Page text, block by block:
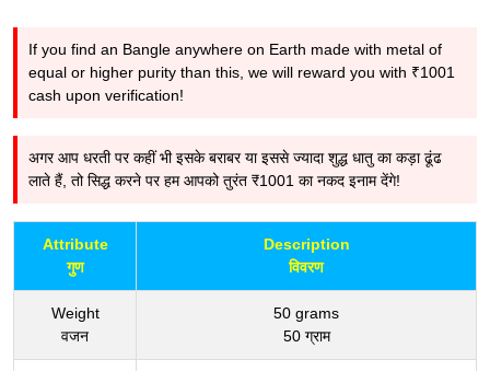
If you find an Bangle anywhere on Earth made with metal of
equal or higher purity than this, we will reward you with ₹1001
cash upon verification!
अगर आप धरती पर कहीं भी इसके बराबर या इससे ज्यादा शुद्ध धातु का कड़ा ढूंढ
लाते हैं, तो सिद्ध करने पर हम आपको तुरंत ₹1001 का नकद इनाम देंगे!
Attribute
गुण
Description
विवरण
Weight
वजन
50 grams
50 ग्राम